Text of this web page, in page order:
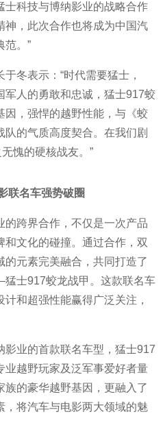
士科技与博纳影业的战略合作
神，此次合作也将成为中国汽
范。”
冬表示：“时代需要猛士，
军人的勇敢和忠诚，猛士917蛟
因，强悍的越野性能，与《蛟
的气质高度契合。在我们剧
愧的硬核战友。”
联名车强势破圈
的跨界合作，不仅是一次产品
文化的碰撞。通过合作，双
元素完美融合，共同打造了
士917蛟龙战甲。这款联名车
计和超强性能赢得广泛关注，
影业的首款联名车型，猛士917
业越野玩家及泛军事爱好者量
的豪华越野基因，更融入了
，将汽车与电影两大领域的魅